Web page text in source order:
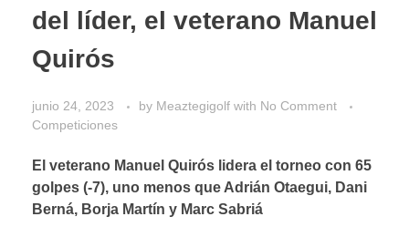
del líder, el veterano Manuel
Quirós
junio 24, 2023 by Meaztegigolf with No Comment
Competiciones
El veterano Manuel Quirós lidera el torneo con 65
golpes (-7), uno menos que Adrián Otaegui, Dani
Berná, Borja Martín y Marc Sabriá